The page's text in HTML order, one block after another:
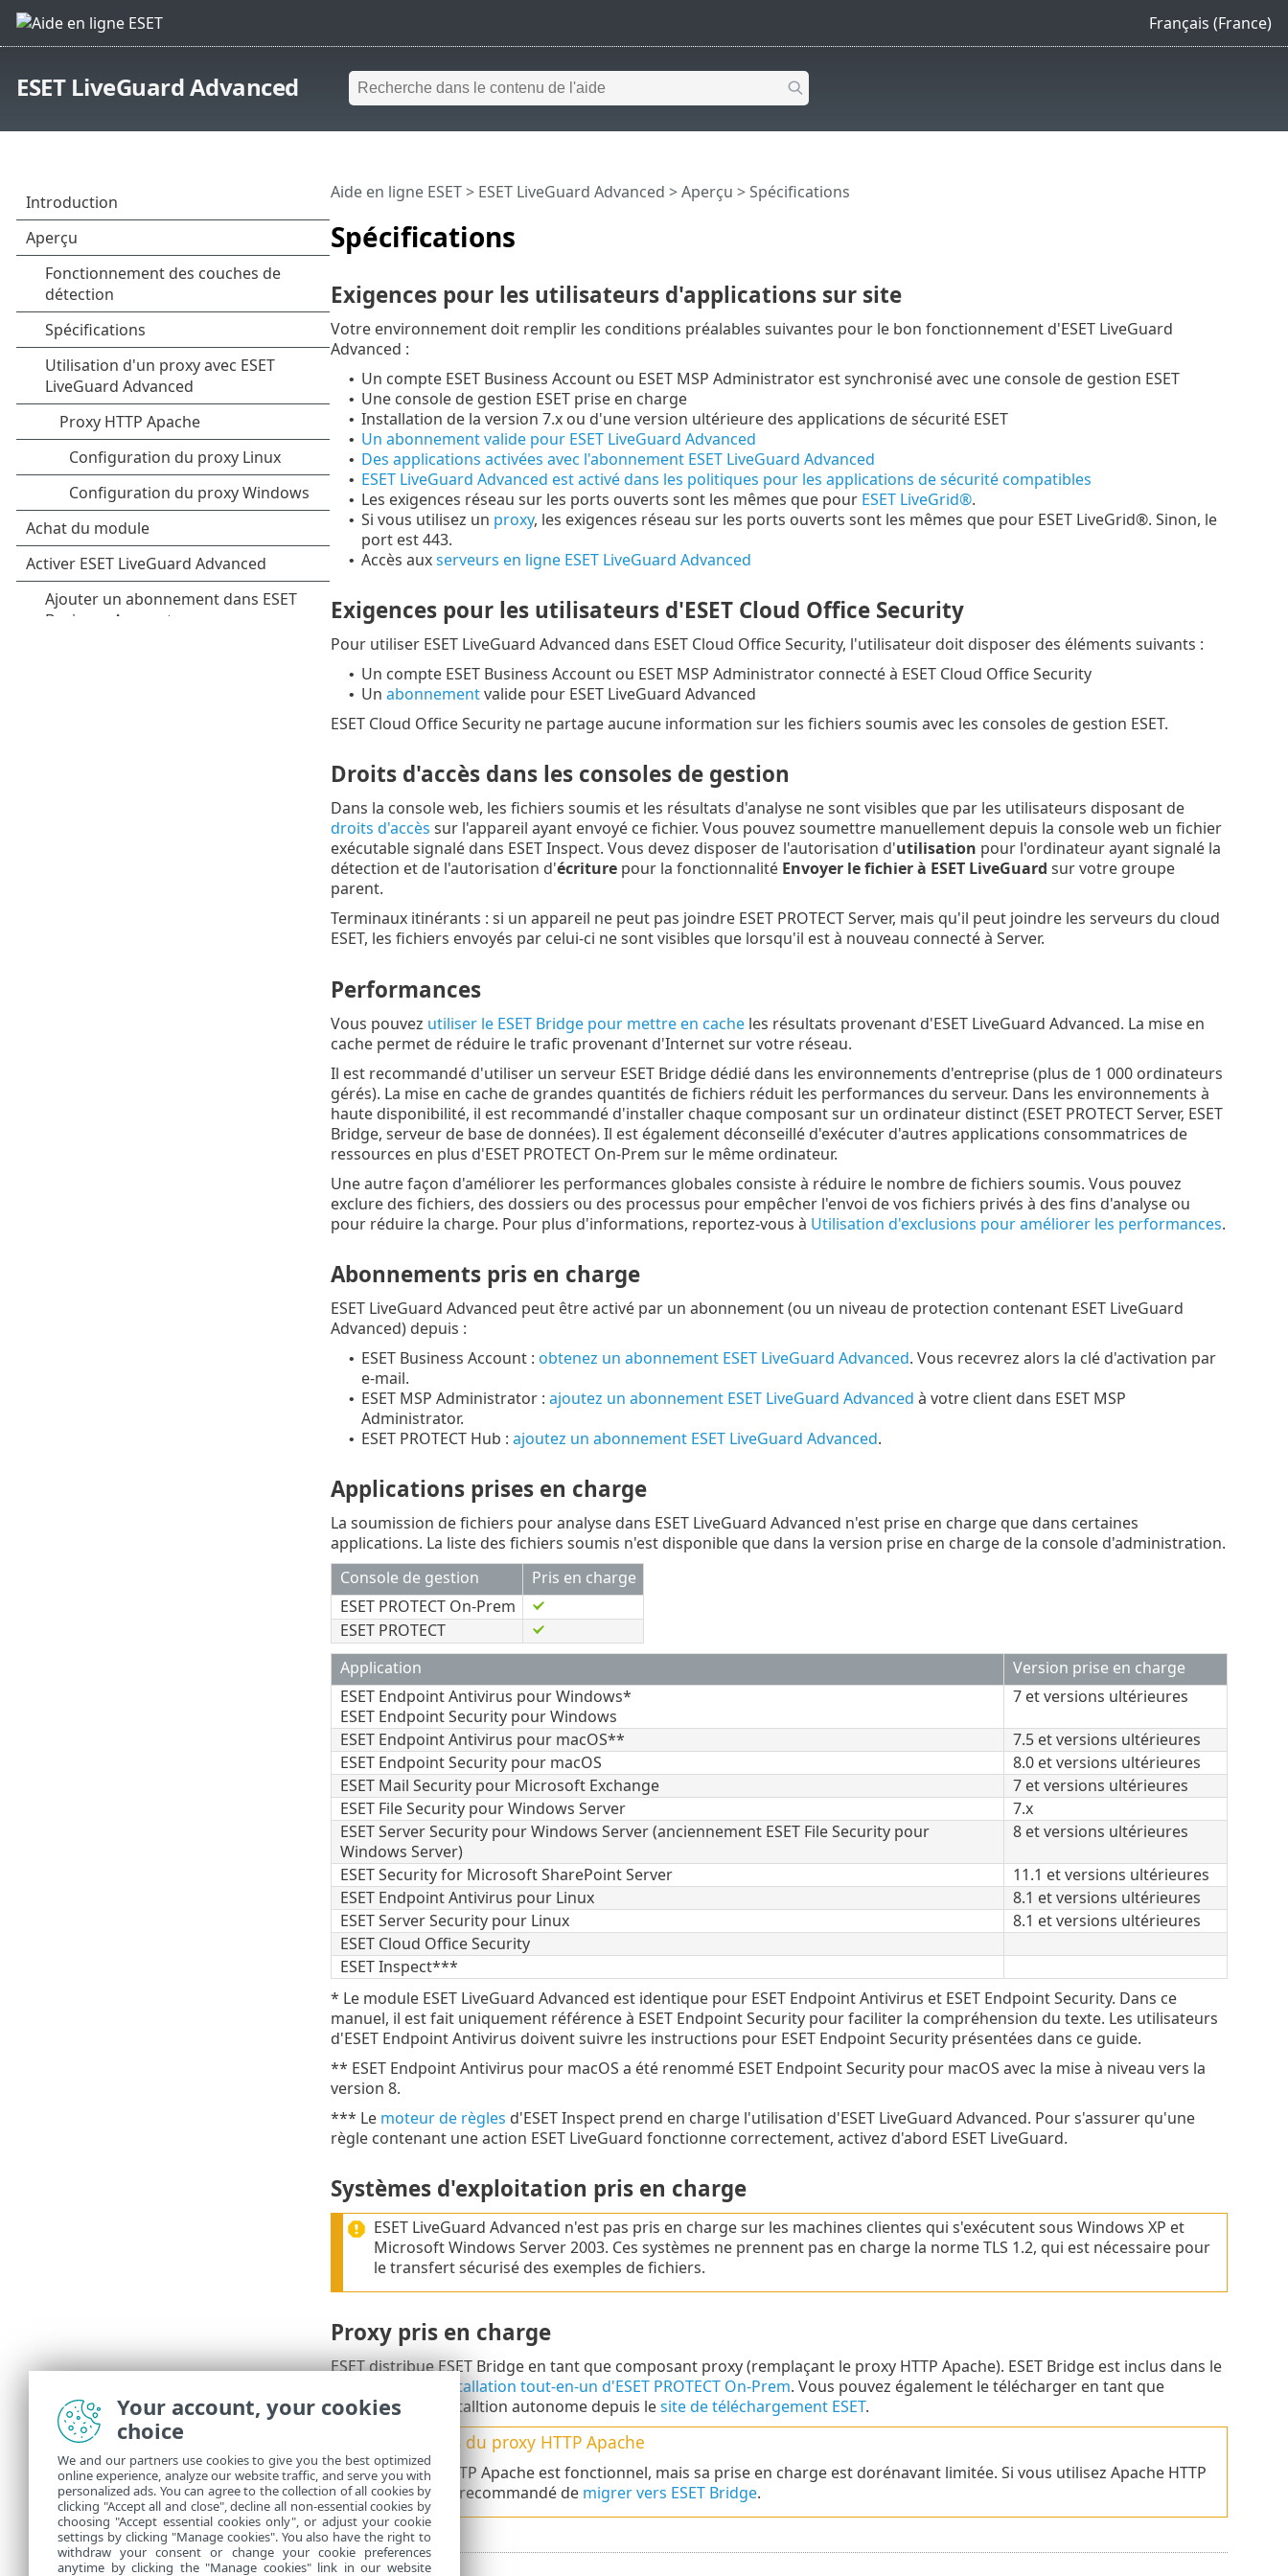
Français (France)
ESET LiveGuard Advanced
Spécifications
Aide en ligne ESET> ESET LiveGuard Advanced >Aperçu > Spécifications
Exigences pour les utilisateurs d'applications sur site
Votre environnement doit remplir les conditions préalables suivantes pour le bon fonctionnement d'ESET LiveGuard
Advanced :
• Un compte ESET Business Account ou ESET MSP Administrator est synchronisé avec une console de gestion ESET
• Une console de gestion ESET prise en charge
• Installation de la version 7.x ou d'une version ultérieure des applications de sécurité ESET
• Un abonnement valide pour ESET LiveGuard Advanced
• Des applications activées avec l'abonnement ESET LiveGuard Advanced
• ESET LiveGuard Advanced est activé dans les politiques pour les applications de sécurité compatibles
• Les exigences réseau sur les ports ouverts sont les mêmes que pour ESET LiveGrid®.
• Si vous utilisez un proxy, les exigences réseau sur les ports ouverts sont les mêmes que pour ESET LiveGrid®. Sinon, le
port est 443.
• Accès auxserveurs en ligne ESET LiveGuard Advanced
Exigences pour les utilisateurs d'ESET Cloud Office Security
Pour utiliser ESET LiveGuard Advanced dans ESET Cloud Office Security, l'utilisateur doit disposer des éléments suivants :
• Un compte ESET Business Account ou ESET MSP Administrator connecté à ESET Cloud Office Security
• Un abonnementvalide pour ESET LiveGuard Advanced
ESET Cloud Office Security ne partage aucune information sur les fichiers soumis avec les consoles de gestion ESET.
Droits d'accès dans les consoles de gestion
Dans la console web, les fichiers soumis et les résultats d'analyse ne sont visibles que par les utilisateurs disposant de
droits d'accès sur l'appareil ayant envoyé ce fichier. Vous pouvez soumettre manuellement depuis la console web un fichier
exécutable signalé dans ESET Inspect. Vous devez disposer de l'autorisation d'utilisation pour l'ordinateur ayant signalé la
détection et de l'autorisation d'écriturepour la fonctionnalité Envoyer le fichier à ESET LiveGuard sur votre groupe
parent.
Terminaux itinérants : si un appareil ne peut pas joindre ESET PROTECT Server, mais qu'il peut joindre les serveurs du cloud
ESET, les fichiers envoyés par celui-ci ne sont visibles que lorsqu'il est à nouveau connecté à Server.
Performances
Vous pouvez utiliser le ESET Bridge pour mettre en cacheles résultats provenant d'ESET LiveGuard Advanced. La mise en
cache permet de réduire le trafic provenant d'Internet sur votre réseau.
Il est recommandé d'utiliser un serveur ESET Bridge dédié dans les environnements d'entreprise (plus de 1 000 ordinateurs
gérés). La mise en cache de grandes quantités de fichiers réduit les performances du serveur. Dans les environnements à
haute disponibilité, il est recommandé d'installer chaque composant sur un ordinateur distinct (ESET PROTECT Server, ESET
Bridge, serveur de base de données). Il est également déconseillé d'exécuter d'autres applications consommatrices de
ressources en plus d'ESET PROTECT On-Prem sur le même ordinateur.
Une autre façon d'améliorer les performances globales consiste à réduire le nombre de fichiers soumis. Vous pouvez
exclure des fichiers, des dossiers ou des processus pour empêcher l'envoi de vos fichiers privés à des fins d'analyse ou
pour réduire la charge. Pour plus d'informations, reportez-vous à Utilisation d'exclusions pour améliorer les performances.
Abonnements pris en charge
ESET LiveGuard Advanced peut être activé par un abonnement (ou un niveau de protection contenant ESET LiveGuard
Advanced) depuis :
• ESET Business Account : obtenez un abonnement ESET LiveGuard Advanced. Vous recevrez alors la clé d'activation par
e-mail.
• ESET MSP Administrator : ajoutez un abonnement ESET LiveGuard Advanced à votre client dans ESET MSP
Administrator.
• ESET PROTECT Hub : ajoutez un abonnement ESET LiveGuard Advanced.
Applications prises en charge
La soumission de fichiers pour analyse dans ESET LiveGuard Advanced n'est prise en charge que dans certaines
applications. La liste des fichiers soumis n'est disponible que dans la version prise en charge de la console d'administration.
Console de gestion
Pris en charge
ESET PROTECT On-Prem
ESET PROTECT
Application
Version prise en charge
ESET Endpoint Antivirus pour Windows*
ESET Endpoint Security pour Windows
7 et versions ultérieures
ESET Endpoint Antivirus pour macOS**
7.5 et versions ultérieures
ESET Endpoint Security pour macOS
8.0 et versions ultérieures
ESET Mail Security pour Microsoft Exchange
7 et versions ultérieures
ESET File Security pour Windows Server
7.x
ESET Server Security pour Windows Server (anciennement ESET File Security pour
Windows Server)
8 et versions ultérieures
ESET Security for Microsoft SharePoint Server
11.1 et versions ultérieures
ESET Endpoint Antivirus pour Linux
8.1 et versions ultérieures
ESET Server Security pour Linux
8.1 et versions ultérieures
ESET Cloud Office Security
ESET Inspect***
* Le module ESET LiveGuard Advanced est identique pour ESET Endpoint Antivirus et ESET Endpoint Security. Dans ce
manuel, il est fait uniquement référence à ESET Endpoint Security pour faciliter la compréhension du texte. Les utilisateurs
d'ESET Endpoint Antivirus doivent suivre les instructions pour ESET Endpoint Security présentées dans ce guide.
** ESET Endpoint Antivirus pour macOS a été renommé ESET Endpoint Security pour macOS avec la mise à niveau vers la
version 8.
*** Le moteur de règles d'ESET Inspect prend en charge l'utilisation d'ESET LiveGuard Advanced. Pour s'assurer qu'une
règle contenant une action ESET LiveGuard fonctionne correctement, activez d'abord ESET LiveGuard.
Systèmes d'exploitation pris en charge
ESET LiveGuard Advanced n'est pas pris en charge sur les machines clientes qui s'exécutent sous Windows XP et
Microsoft Windows Server 2003. Ces systèmes ne prennent pas en charge la norme TLS 1.2, qui est nécessaire pour
le transfert sécurisé des exemples de fichiers.
Proxy pris en charge
ESET distribue ESET Bridge en tant que composant proxy (remplaçant le proxy HTTP Apache). ESET Bridge est inclus dans le
programme d'installation tout-en-un d'ESET PROTECT On-Prem. Vous pouvez également le télécharger en tant que
programme d'installtion autonome depuis lesite de téléchargement ESET.
Utilisateurs du proxy HTTP Apache
Le proxy HTTP Apache est fonctionnel, mais sa prise en charge est dorénavant limitée. Si vous utilisez Apache HTTP
Proxy, il est recommandé de migrer vers ESET Bridge.
Your account, your cookies
choice
We and our partners use cookies to give you the best optimized
online experience, analyze our website traffic, and serve you with
personalized ads. You can agree to the collection of all cookies by
clicking "Accept all and close", decline all non-essential cookies by
choosing "Accept essential cookies only", or adjust your cookie
settings by clicking "Manage cookies". You also have the right to
withdraw your consent or change your cookie preferences
anytime by clicking the "Manage cookies" link in our website